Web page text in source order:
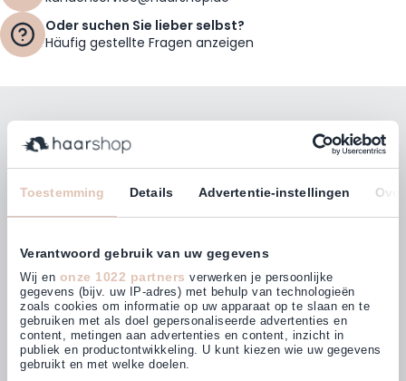
Toestemming Details Advertentie-instellingen Over
Verantwoord gebruik van uw gegevens
Wij en onze 1022 partners verwerken je persoonlijke
gegevens (bijv. uw IP-adres) met behulp van technologieën
zoals cookies om informatie op uw apparaat op te slaan en te
gebruiken met als doel gepersonaliseerde advertenties en
content, metingen aan advertenties en content, inzicht in
publiek en productontwikkeling. U kunt kiezen wie uw gegevens
gebruikt en met welke doelen.
Oder suchen Sie lieber selbst?
Häufig gestellte Fragen anzeigen
Bleiben Sie mit unserem Newsletter auf dem
Laufenden!
E-Mailadresse
Abonnieren
Kunden bewerten uns mit
4,63 (875)